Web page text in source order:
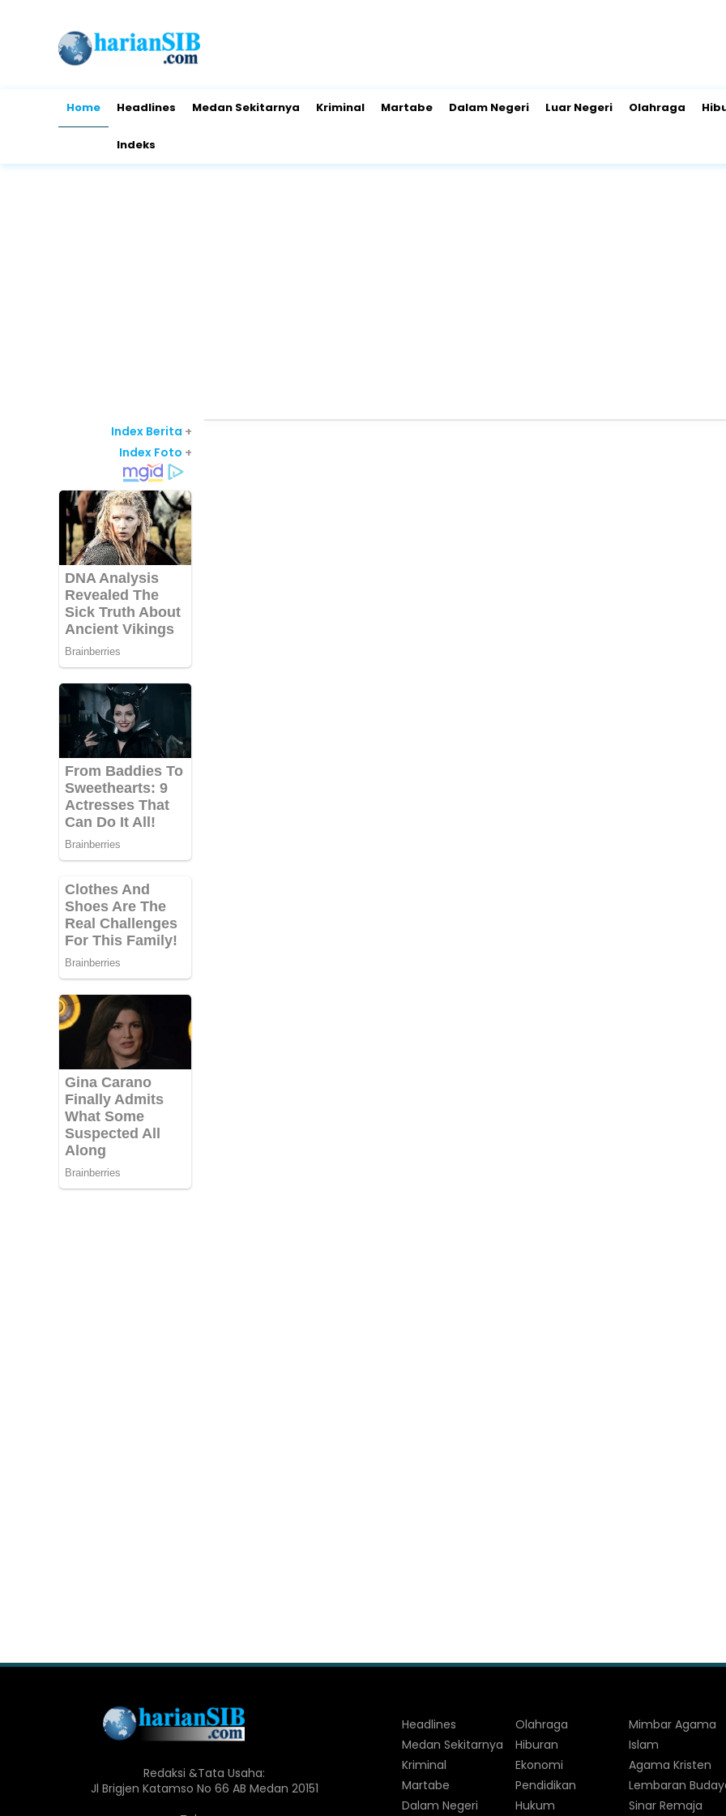
Home Headlines Medan Sekitarnya Kriminal Martabe Dalam Negeri Luar Negeri Olahraga
Indeks
Index Berita +
Index Foto +
Redaksi &Tata Usaha:
Jl Brigjen Katamso No 66 AB Medan 20151
Headlines
Medan Sekitarnya
Kriminal
Martabe
Dalam Negeri
Olahraga
Hiburan
Ekonomi
Pendidikan
Hukum
Mimbar Agama
Islam
Agama Kristen
Lembaran
Sinar Remaja